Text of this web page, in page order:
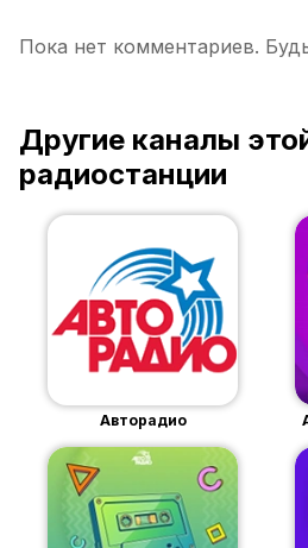
Пока нет комментариев.
Другие каналы
радиостанции
Авторадио